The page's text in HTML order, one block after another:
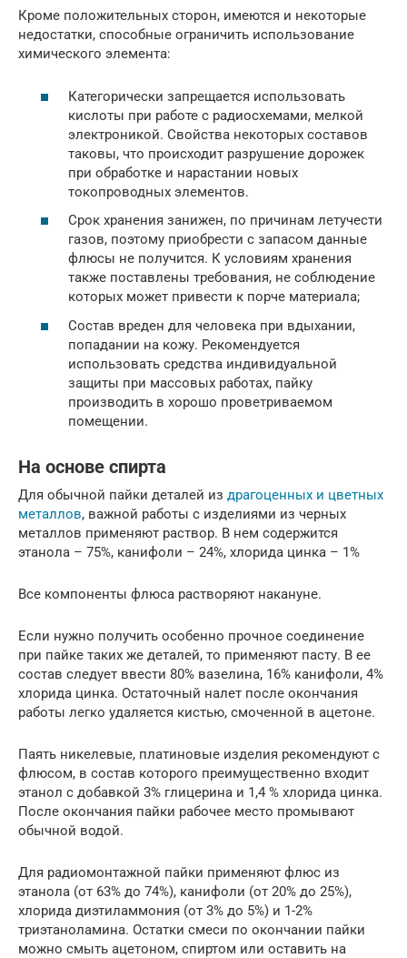
Кроме положительных сторон, имеются и некоторые
недостатки, способные ограничить использование
химического элемента:
Категорически запрещается использовать
кислоты при работе с радиосхемами, мелкой
электроникой. Свойства некоторых составов
таковы, что происходит разрушение дорожек
при обработке и нарастании новых
токопроводных элементов.
Срок хранения занижен, по причинам летучести
газов, поэтому приобрести с запасом данные
флюсы не получится. К условиям хранения
также поставлены требования, не соблюдение
которых может привести к порче материала;
Состав вреден для человека при вдыхании,
попадании на кожу. Рекомендуется
использовать средства индивидуальной
защиты при массовых работах, пайку
производить в хорошо проветриваемом
помещении.
На основе спирта
Для обычной пайки деталей из драгоценных и цветных
металлов, важной работы с изделиями из черных
металлов применяют раствор. В нем содержится
этанола – 75%, канифоли – 24%, хлорида цинка – 1%
Все компоненты флюса растворяют накануне.
Если нужно получить особенно прочное соединение
при пайке таких же деталей, то применяют пасту. В ее
состав следует ввести 80% вазелина, 16% канифоли, 4%
хлорида цинка. Остаточный налет после окончания
работы легко удаляется кистью, смоченной в ацетоне.
Паять никелевые, платиновые изделия рекомендуют с
флюсом, в состав которого преимущественно входит
этанол с добавкой 3% глицерина и 1,4 % хлорида цинка.
После окончания пайки рабочее место промывают
обычной водой.
Для радиомонтажной пайки применяют флюс из
этанола (от 63% до 74%), канифоли (от 20% до 25%),
хлорида диэтиламмония (от 3% до 5%) и 1-2%
триэтаноламина. Остатки смеси по окончании пайки
можно смыть ацетоном, спиртом или оставить на